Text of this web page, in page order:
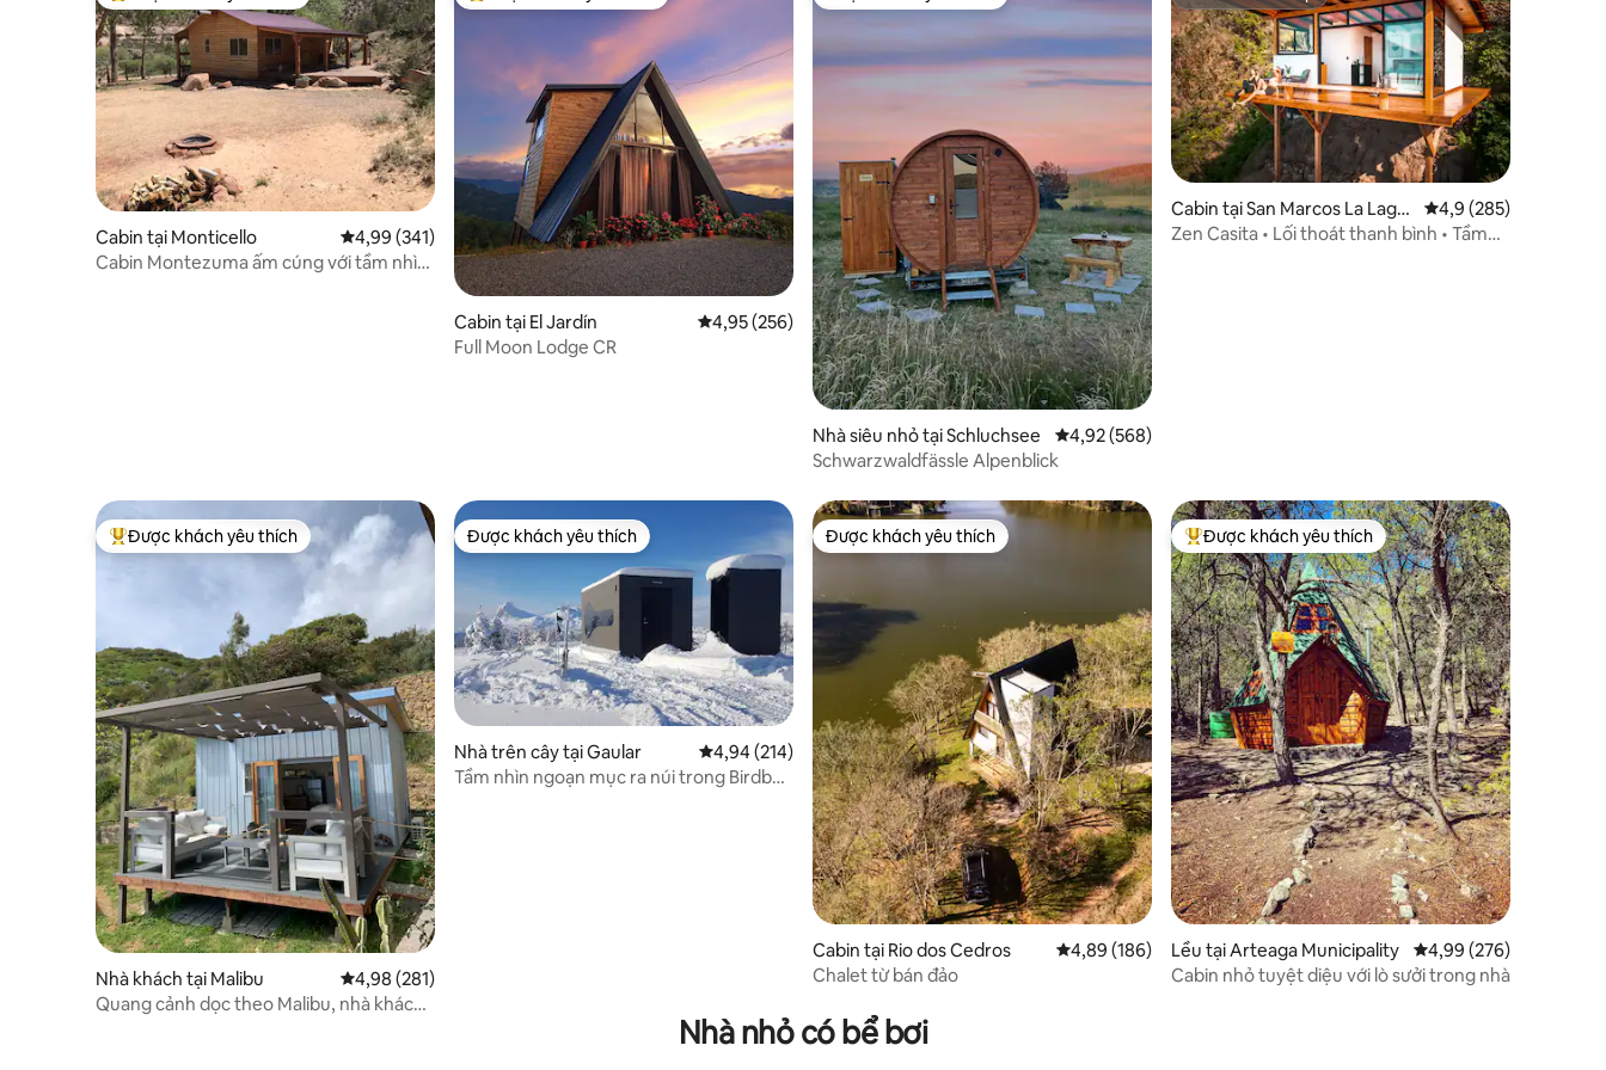
Cabin tại Monticello Xếp hạng trung bình 4,99/5, 341 đánh giá
4,99 (341)
Cabin Montezuma ấm cúng với tầm nhìn
Cabin tại El Jardín Xếp hạng trung bình 4,95/5, 256 đánh giá
4,95 (256)
Full Moon Lodge CR
Nhà siêu nhỏ tại Schluchsee Xếp hạng trung bình 4,92/5, 568 đánh giá
4,92 (568)
Schwarzwaldfässle Alpenblick
Cabin tại San Marcos La Lagu
na
Xếp hạng trung bình
4,9 (285)
Zen Casita • Lối thoát thanh bình • Tầm
Được khách yêu thích nhất
Được khách yêu thích
Nhà khách tại Malibu Xếp hạng trung bình 4,98/5, 281 đánh giá
4,98 (281)
Quang cảnh dọc theo Malibu, nhà khách
Được khách yêu thích
Được khách yêu thích
Nhà trên cây tại Gaular Xếp hạng trung bình 4,94/5, 214 đánh giá
4,94 (214)
Tầm nhìn ngoạn mục ra núi trong Birdbox
Được khách yêu thích
Được khách yêu thích
Cabin tại Rio dos Cedros Xếp hạng trung bình 4,89/5, 186 đánh giá
4,89 (186)
Chalet từ bán đảo
Được khách yêu thích nhất
Được khách yêu thích
Lều tại Arteaga Municipality Xếp hạng trung bình
4,99 (276)
Cabin nhỏ tuyệt diệu với lò sưởi trong nhà
Nhà nhỏ có bể bơi